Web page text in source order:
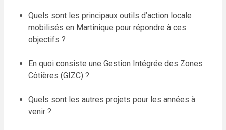
Quels sont les principaux outils d’action locale
mobilisés en Martinique pour répondre à ces
objectifs ?
En quoi consiste une Gestion Intégrée des Zones
Côtières (GIZC) ?
Quels sont les autres projets pour les années à
venir ?